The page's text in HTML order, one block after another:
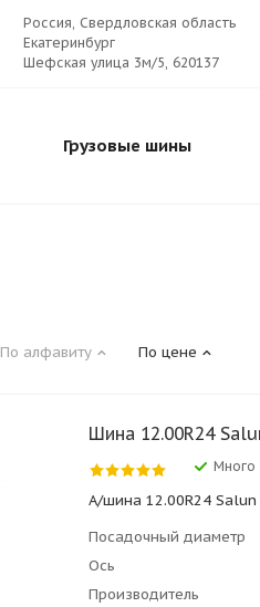
Россия, Свердловская область
Екатеринбург
Шефская улица 3м/5, 620137
Грузовые шины
По алфавиту По цене
Шина 12.00R24
Много
А/шина 12.00R24 Salun
Посадочный диаметр
Ось
Производитель